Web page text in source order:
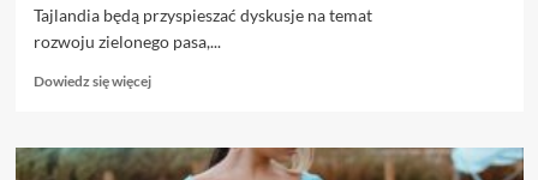
Tajlandia będą przyspieszać dyskusje na temat
rozwoju zielonego pasa,...
Dowiedz się więcejDowiedz
o
Tajlandia